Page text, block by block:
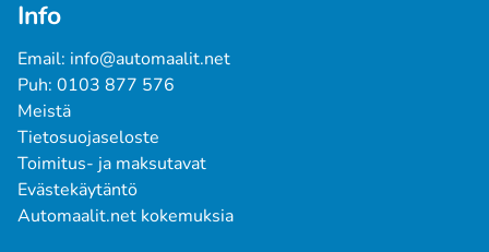
Info
Email: info@automaalit.net
Puh: 0103 877 576
Meistä
Tietosuojaseloste
Toimitus- ja maksutavat
Evästekäytäntö
Automaalit.net kokemuksia